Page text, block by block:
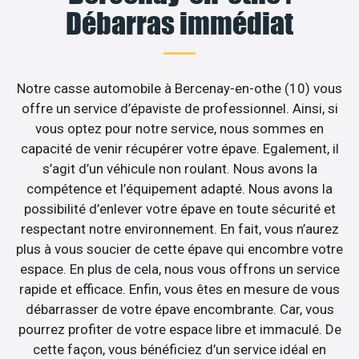
Débarras immédiat
Notre casse automobile à Bercenay-en-othe (10) vous
offre un service d’épaviste de professionnel. Ainsi, si
vous optez pour notre service, nous sommes en
capacité de venir récupérer votre épave. Egalement, il
s’agit d’un véhicule non roulant. Nous avons la
compétence et l’équipement adapté. Nous avons la
possibilité d’enlever votre épave en toute sécurité et
respectant notre environnement. En fait, vous n’aurez
plus à vous soucier de cette épave qui encombre votre
espace. En plus de cela, nous vous offrons un service
rapide et efficace. Enfin, vous êtes en mesure de vous
débarrasser de votre épave encombrante. Car, vous
pourrez profiter de votre espace libre et immaculé. De
cette façon, vous bénéficiez d’un service idéal en